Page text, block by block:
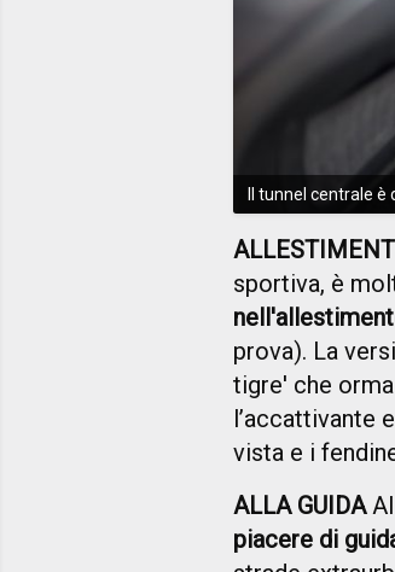
Il tunnel centrale
sportiva, è
prova). La
tigre' che
l’accattivante
vista e i
ALLA GUIDA
piacere di